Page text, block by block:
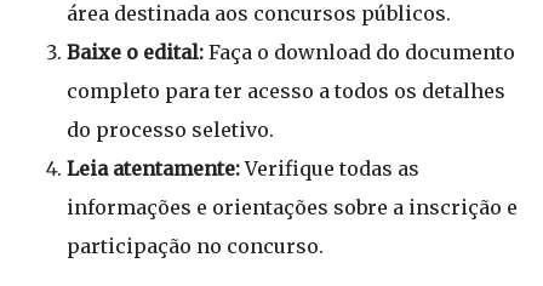
área destinada aos concursos públicos.
Baixe o edital: Faça o download do documento
completo para ter acesso a todos os detalhes
do processo seletivo.
Leia atentamente:Verifique todas as
informações e orientações sobre a inscrição e
participação no concurso.